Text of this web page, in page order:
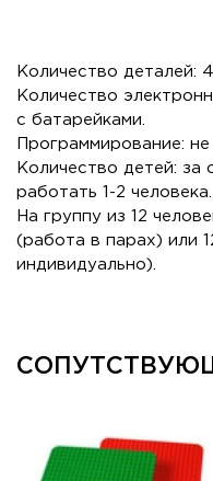
Количество деталей:
Количество
с батарейками.
Программирование: не
Количество детей:
работать 1-2 человека.
На группу из 12
(работа в парах) или
индивидуально).